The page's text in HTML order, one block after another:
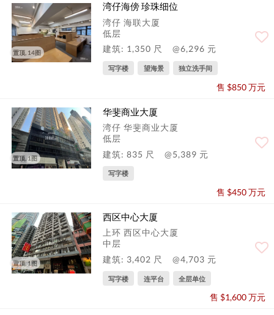
置顶, 14图
湾仔海傍 珍珠细位
湾仔 海联大厦
低层
建筑: 1,350 尺
@6,296 元
写字楼 望海景 独立洗手间
售 $850 万元
置顶, 1图
华斐商业大厦
湾仔 华斐商业大厦
低层
建筑: 835 尺
@5,389 元
写字楼
售 $450 万元
置顶, 1图
西区中心大厦
上环 西区中心大厦
中层
建筑: 3,402 尺
@4,703 元
写字楼 连平台 全层单位
售 $1,600 万元